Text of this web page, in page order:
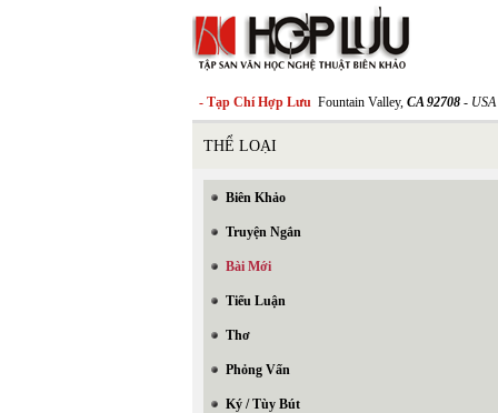
- Tạp Chí Hợp Lưu Fountain Valley, CA 92708 - USA
THỂ LOẠI
Biên Khảo
Truyện Ngắn
Bài Mới
Tiểu Luận
Thơ
Phỏng Vấn
Ký / Tùy Bút